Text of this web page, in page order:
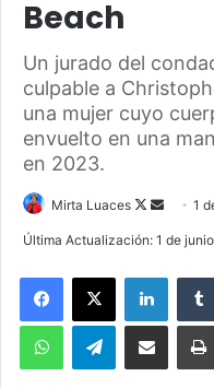
Beach
Un jurado del
culpable a
una mujer cuyo
envuelto en una
en 2023.
Mirta Luaces
F
l
o
d
1
Última Actualización: 1 de
Telegram